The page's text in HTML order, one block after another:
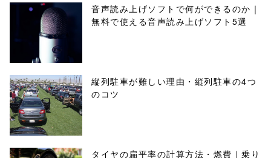
音声読み上げソフトで何ができるのか｜
無料で使える音声読み上げソフト5選
縦列駐車が難しい理由・縦列駐車の4つ
のコツ
タイヤの扁平率の計算方法・燃費｜乗り